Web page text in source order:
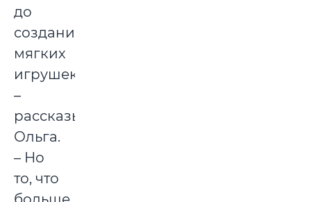
до
создания
мягких
игрушек,
–
рассказывает
Ольга.
– Но
то, что